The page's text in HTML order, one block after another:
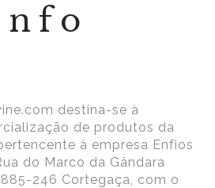
destina-se à
de produtos da
à empresa Enfios
do Marco da Gândara
246 Cortegaça, com o